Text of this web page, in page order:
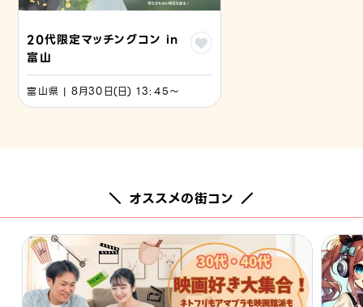
20代限定マッチングコン in
富山
富山県 | 8月30日(日) 13:45〜
＼ オススメの街コン ／